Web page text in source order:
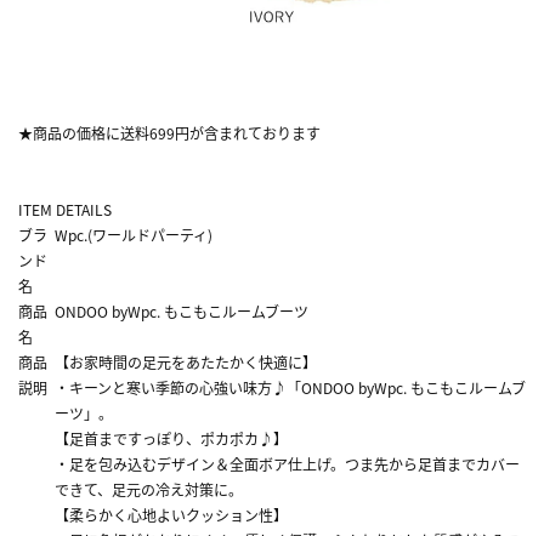
★商品の価格に送料699円が含まれております
ITEM DETAILS
ブラ
ンド
名
Wpc.(ワールドパーティ)
商品
名
ONDOO byWpc. もこもこルームブーツ
商品
説明
【お家時間の足元をあたたかく快適に】
・キーンと寒い季節の心強い味方♪「ONDOO byWpc. もこもこルームブ
ーツ」。
【足首まですっぽり、ポカポカ♪】
・足を包み込むデザイン＆全面ボア仕上げ。つま先から足首までカバー
できて、足元の冷え対策に。
【柔らかく心地よいクッション性】